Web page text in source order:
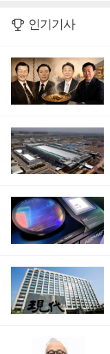
인기기사